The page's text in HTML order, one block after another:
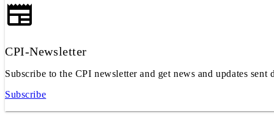
CPI-Newsletter
Subscribe to the CPI newsletter and get news and updates
Subscribe